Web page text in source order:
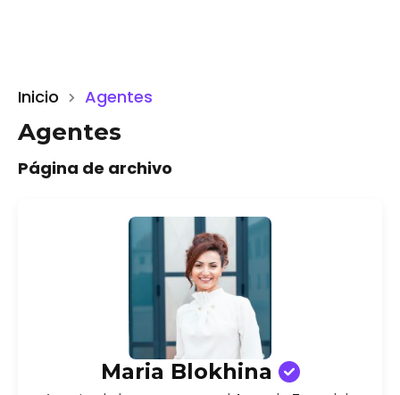
Inicio Agentes
Agentes
Página de archivo
Maria Blokhina